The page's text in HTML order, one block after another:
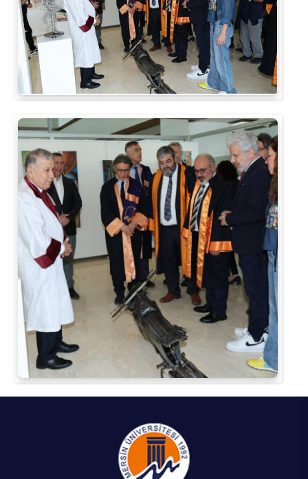
Yörük Kültürü Uygulama ve Araştırma Merkezi